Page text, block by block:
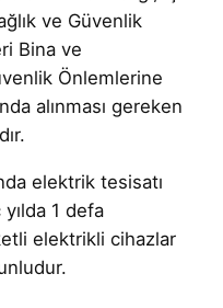
ve Güvenlik
Bina ve
Önlemlerine
alınması gereken
elektrik tesisatı
1 defa
elektrikli cihazlar